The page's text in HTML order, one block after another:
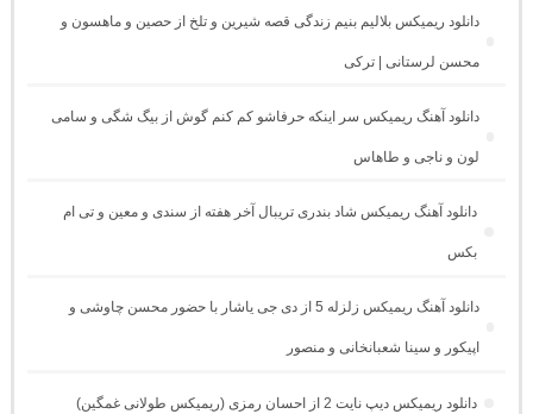
دانلود ریمیکس بلالیم بنیم زندگی قصه شیرین و تلخ از حصین و ماهسون و
محسن لرستانی | ترکی
دانلود آهنگ ریمیکس سر اینکه حرفاشو کم کنم گوش از بیگ شگی و سامی
لون و ناجی و طاهاس
دانلود آهنگ ریمیکس شاد بندری تریبال آخر هفته از سندی و معین و تی ام
بکس
دانلود آهنگ ریمیکس زلزله 5 از دی جی یاشار با حضور محسن چاوشی و
اپیکور و سینا شعبانخانی و منصور
دانلود ریمیکس دیپ نایت 2 از احسان رمزی (ریمیکس طولانی غمگین)